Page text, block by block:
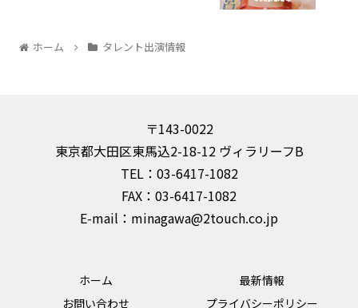
ホーム タレント出演情報
〒143-0022
東京都大田区東馬込2-18-12 ヴィラリーフB
TEL：03-6417-1082
FAX：03-6417-1082
E-mail：minagawa@2touch.co.jp
ホーム
最新情報
お問い合わせ
プライバシーポリシー